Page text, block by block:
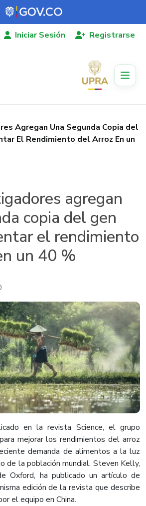
Iniciar Sesión Registrarse
Agregan Una Segunda Copia del
El Rendimiento del Arroz En un
agregan
copia del gen
el rendimiento
un 40 %
en la revista Science, el grupo
mejorar los rendimientos del arroz
demanda de alimentos a la luz
de la población mundial. Steven Kelly,
Oxford, ha publicado un artículo de
edición de la revista que describe
el equipo en China.